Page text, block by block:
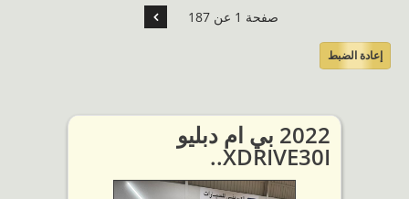
صفحة 1 عن 187
إعادة الضبط
2022 بي ام دبليو
XDRIVE30I..